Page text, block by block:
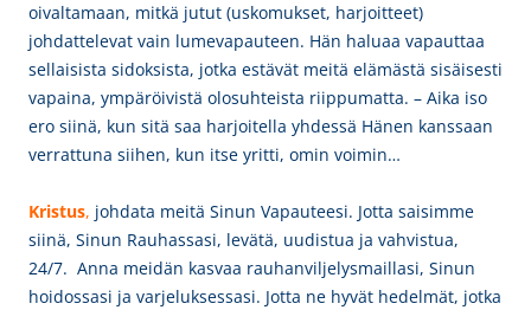
oivaltamaan, mitkä jutut (uskomukset, harjoitteet)
johdattelevat vain lumevapauteen. Hän haluaa vapauttaa
sellaisista sidoksista, jotka estävät meitä elämästä sisäisesti
vapaina, ympäröivistä olosuhteista riippumatta. – Aika iso
ero siinä, kun sitä saa harjoitella yhdessä Hänen kanssaan
verrattuna siihen, kun itse yritti, omin voimin…
Kristus, johdata meitä Sinun Vapauteesi. Jotta saisimme
siinä, Sinun Rauhassasi, levätä, uudistua ja vahvistua,
24/7. Anna meidän kasvaa rauhanviljelysmaillasi, Sinun
hoidossasi ja varjeluksessasi. Jotta ne hyvät hedelmät, jotka